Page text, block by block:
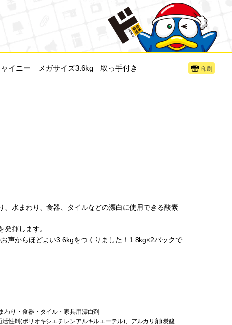
ャイニー メガサイズ3.6kg 取っ手付き 印刷
、水まわり、食器、タイルなどの漂白に使用できる酸素
揮します。
声からほどよい3.6kgをつくりました！1.8kg×2パックで
わり・食器・タイル・家具用漂白剤
性剤(ポリオキシエチレンアルキルエーテル)、アルカリ剤(炭酸